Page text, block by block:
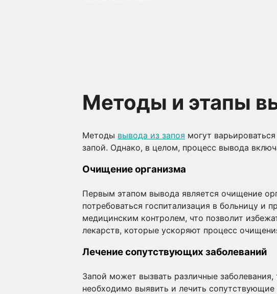
Методы и этапы
Методы вывода из запоя могут
запой. Однако, в целом, процесс вывода
Очищение организма
Первым этапом вывода является очищение
потребоваться госпитализация в больницу и
медицинским контролем, что позволит
лекарств, которые ускоряют процесс
Лечение сопутствующих заболеваний
Запой может вызвать различные заболевания,
необходимо выявить и лечить